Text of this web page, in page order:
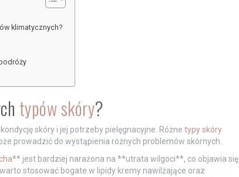
klimatycznych?
typów skóry?
skóry i jej potrzeby pielęgnacyjne. Różne typy skóry
prowadzić do wystąpienia różnych problemów skórnych.
** jest bardziej narażona na **utrata wilgoci**, co objawia się
stosować bogate w lipidy kremy nawilżające oraz